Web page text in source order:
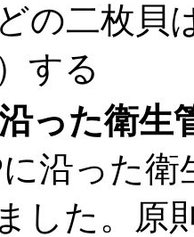
二枚貝
する
った衛生
沿った衛
した。原